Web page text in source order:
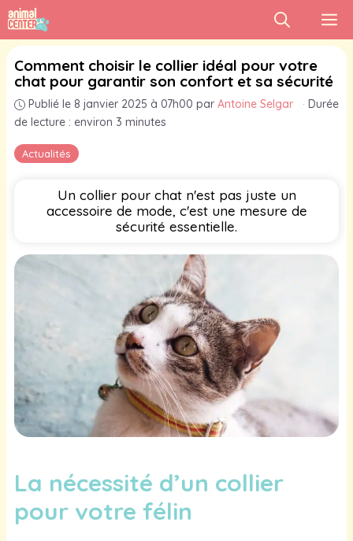
Aller
au
contenu
Actualités
Comment choisir le collier idéal pour votre
chat pour garantir son confort et sa sécurité
Publié le 8 janvier 2025 à 07h00 par Antoine Selgar · Durée
de lecture : environ 3 minutes
Un collier pour chat n'est pas juste un
accessoire de mode, c'est une mesure de
sécurité essentielle.
La nécessité d’un collier
pour votre félin